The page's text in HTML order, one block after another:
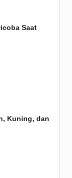
Saat
Kuning, dan